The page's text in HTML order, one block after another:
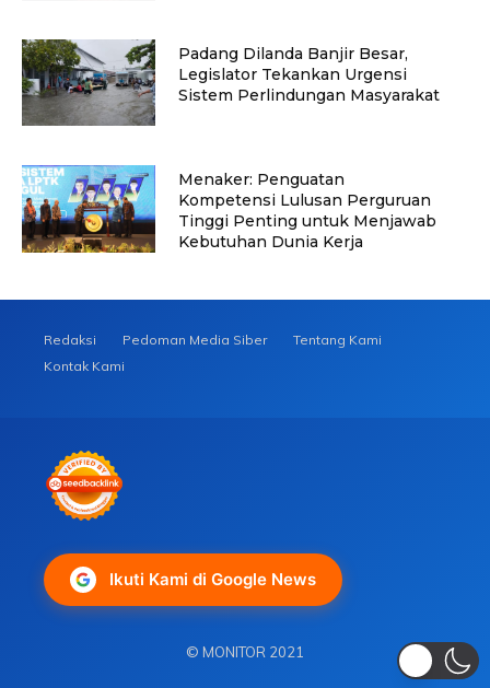
Padang Dilanda Banjir Besar,
Legislator Tekankan Urgensi
Sistem Perlindungan Masyarakat
Menaker: Penguatan
Kompetensi Lulusan Perguruan
Tinggi Penting untuk Menjawab
Kebutuhan Dunia Kerja
Redaksi Pedoman Media Siber
Tentang Kami
Kontak Kami
Ikuti Kami di Google News
© MONITOR 2021